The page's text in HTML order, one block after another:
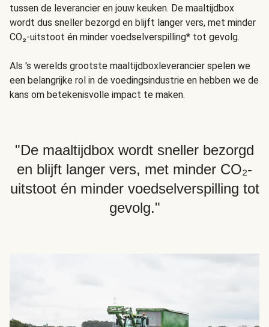
tussen de leverancier en jouw keuken. De maaltijdbox
wordt dus sneller bezorgd en blijft langer vers, met minder
CO₂-uitstoot én minder voedselverspilling* tot gevolg.
Als 's werelds grootste maaltijdboxleverancier spelen we
een belangrijke rol in de voedingsindustrie en hebben we de
kans om betekenisvolle impact te maken.
"De maaltijdbox wordt sneller bezorgd
en blijft langer vers, met minder CO₂-
uitstoot én minder voedselverspilling tot
gevolg."